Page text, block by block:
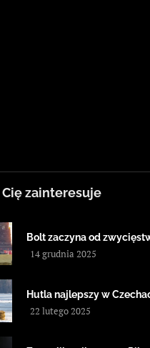
Cię zainteresuje
Bolt zaczyna od
14 grudnia 2025
Hutla najlepszy w
22 lutego 2025